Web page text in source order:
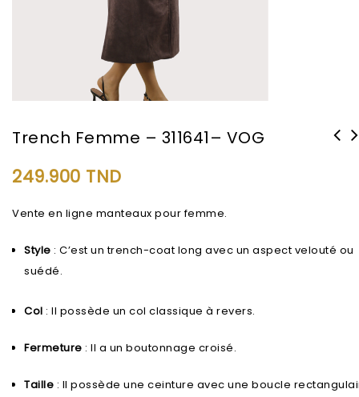
Trench Femme – 311641– VOG
249.900 TND
Vente en ligne manteaux pour femme.
Style : C’est un trench-coat long avec un aspect velouté ou
suédé.
Col : Il possède un col classique à revers.
Fermeture : Il a un boutonnage croisé.
Taille : Il possède une ceinture avec une boucle